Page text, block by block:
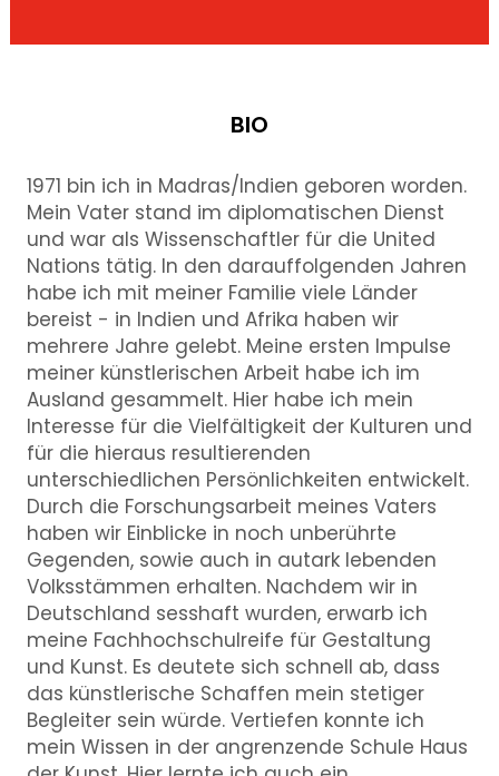
BIO
1971 bin ich in Madras/Indien geboren worden.
Mein Vater stand im diplomatischen Dienst
und war als Wissenschaftler für die United
Nations tätig. In den darauffolgenden Jahren
habe ich mit meiner Familie viele Länder
bereist - in Indien und Afrika haben wir
mehrere Jahre gelebt. Meine ersten Impulse
meiner künstlerischen Arbeit habe ich im
Ausland gesammelt. Hier habe ich mein
Interesse für die Vielfältigkeit der Kulturen und
für die hieraus resultierenden
unterschiedlichen Persönlichkeiten entwickelt.
Durch die Forschungsarbeit meines Vaters
haben wir Einblicke in noch unberührte
Gegenden, sowie auch in autark lebenden
Volksstämmen erhalten. Nachdem wir in
Deutschland sesshaft wurden, erwarb ich
meine Fachhochschulreife für Gestaltung
und Kunst. Es deutete sich schnell ab, dass
das künstlerische Schaffen mein stetiger
Begleiter sein würde. Vertiefen konnte ich
mein Wissen in der angrenzende Schule Haus